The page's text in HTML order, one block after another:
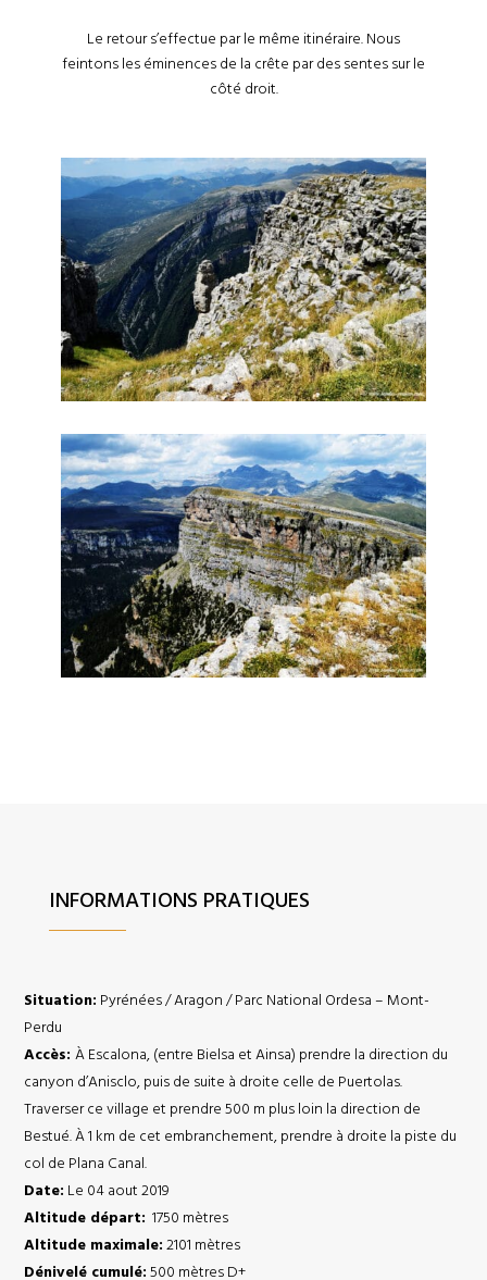
Le retour s’effectue par le même itinéraire. Nous
feintons les éminences de la crête par des sentes sur le
côté droit.
INFORMATIONS PRATIQUES
Situation: Pyrénées / Aragon / Parc National Ordesa – Mont-
Perdu
Accès:À Escalona, (entre Bielsa et Ainsa) prendre la direction du
canyon d’Anisclo, puis de suite à droite celle de Puertolas.
Traverser ce village et prendre 500 m plus loin la direction de
Bestué. À 1 km de cet embranchement, prendre à droite la piste du
col de Plana Canal.
Date: Le 04 aout 2019
Altitude départ: 1750 mètres
Altitude maximale: 2101 mètres
Dénivelé cumulé: 500 mètres D+